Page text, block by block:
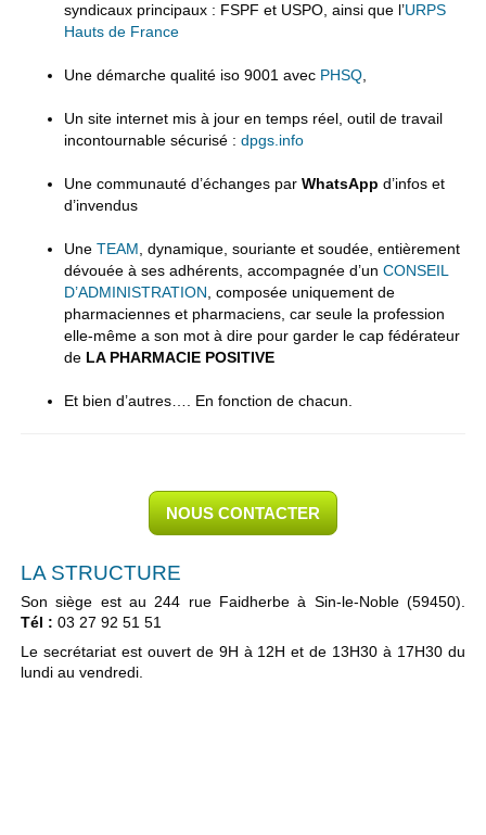
syndicaux principaux : FSPF et USPO, ainsi que l’URPS
Hauts de France
Une démarche qualité iso 9001 avec PHSQ
Un site internet mis à jour en temps réel, outil de travail
incontournable sécurisé : dpgs.info
Une communauté d’échanges par WhatsApp d’infos et
d’invendus
Une TEAM , dynamique, souriante et soudée, entièrement
dévouée à ses adhérents, accompagnée d’un CONSEIL
D’ADMINISTRATION , composée uniquement de
pharmaciennes et pharmaciens, car seule la profession
elle-même a son mot à dire pour garder le cap fédérateur
de LA PHARMACIE POSITIVE
Et bien d’autres…. En fonction de chacun.
NOUS CONTACTER
LA STRUCTURE
Son siège est au 244 rue Faidherbe à Sin-le-Noble (59450).
Tél : 03 27 92 51 51
Le secrétariat est ouvert de 9H à 12H et de 13H30 à 17H30 du
lundi au vendredi.